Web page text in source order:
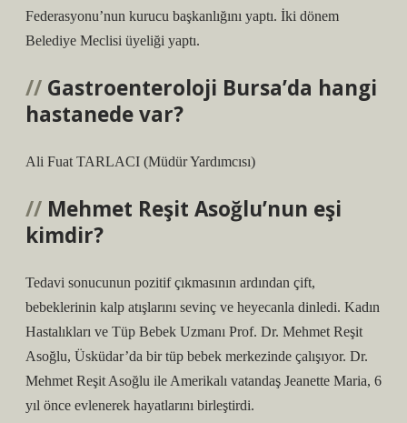
Federasyonu’nun kurucu başkanlığını yaptı. İki dönem
Belediye Meclisi üyeliği yaptı.
Gastroenteroloji Bursa’da hangi
hastanede var?
Ali Fuat TARLACI (Müdür Yardımcısı)
Mehmet Reşit Asoğlu’nun eşi
kimdir?
Tedavi sonucunun pozitif çıkmasının ardından çift,
bebeklerinin kalp atışlarını sevinç ve heyecanla dinledi. Kadın
Hastalıkları ve Tüp Bebek Uzmanı Prof. Dr. Mehmet Reşit
Asoğlu, Üsküdar’da bir tüp bebek merkezinde çalışıyor. Dr.
Mehmet Reşit Asoğlu ile Amerikalı vatandaş Jeanette Maria, 6
yıl önce evlenerek hayatlarını birleştirdi.